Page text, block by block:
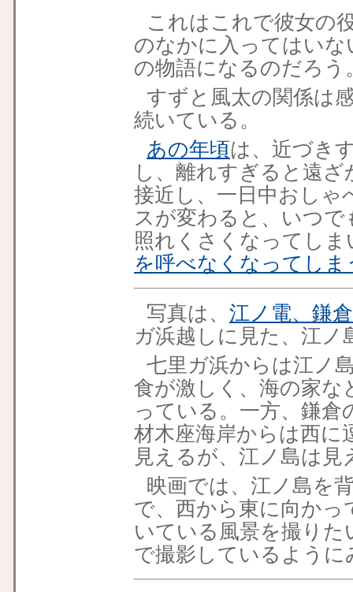
これはこれで彼女の
のなかに入ってはい
の物語になるのだろう
すずと風太の関係は
続いている。
あの年頃は、近づき
し、離れすぎると遠
接近し、一日中おしゃ
スが変わると、いつ
照れくさくなってし
を呼べなくなってしま
写真は、 江ノ電、鎌
ガ浜越しに見た、江ノ
七里ガ浜からは江ノ
食が激しく、海の家な
っている。一方、鎌倉
材木座海岸からは西に
見えるが、江ノ島は見
映画では、江ノ島を
で、西から東に向かっ
いている風景を撮りた
で撮影しているように